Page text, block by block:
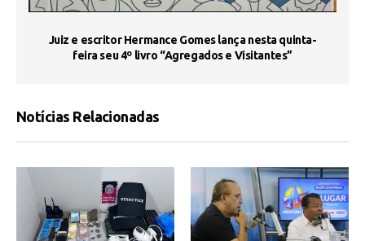
Juiz e escritor Hermance Gomes lança nesta quinta-
feira seu 4º livro “Agregados e Visitantes”
Notícias Relacionadas